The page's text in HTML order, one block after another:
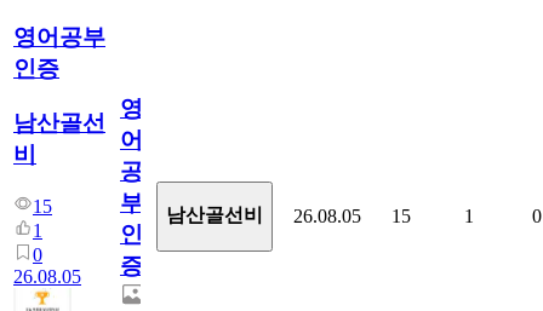
영어공부
인증
남산골선
비
15
1
0
26.08.05
영
어
공
부
인
증
남산골선비 26.08.05 15 1 0